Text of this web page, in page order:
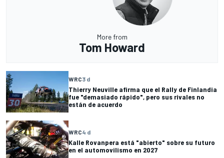
More from
Tom Howard
WRC3 d
Thierry Neuville afirma que el Rally de Finlandia
fue "demasiado rápido", pero sus rivales no
están de acuerdo
WRC4 d
Kalle Rovanpera está "abierto" sobre su futuro
en el automovilismo en 2027